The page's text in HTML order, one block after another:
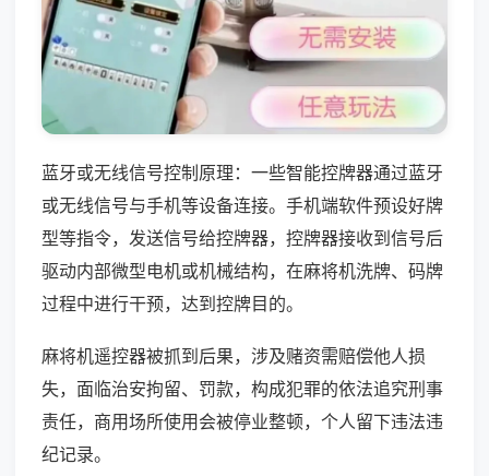
蓝牙或无线信号控制原理：一些智能控牌器通过蓝牙
或无线信号与手机等设备连接。手机端软件预设好牌
型等指令，发送信号给控牌器，控牌器接收到信号后
驱动内部微型电机或机械结构，在麻将机洗牌、码牌
过程中进行干预，达到控牌目的。
麻将机遥控器被抓到后果，涉及赌资需赔偿他人损
失，面临治安拘留、罚款，构成犯罪的依法追究刑事
责任，商用场所使用会被停业整顿，个人留下违法违
纪记录。